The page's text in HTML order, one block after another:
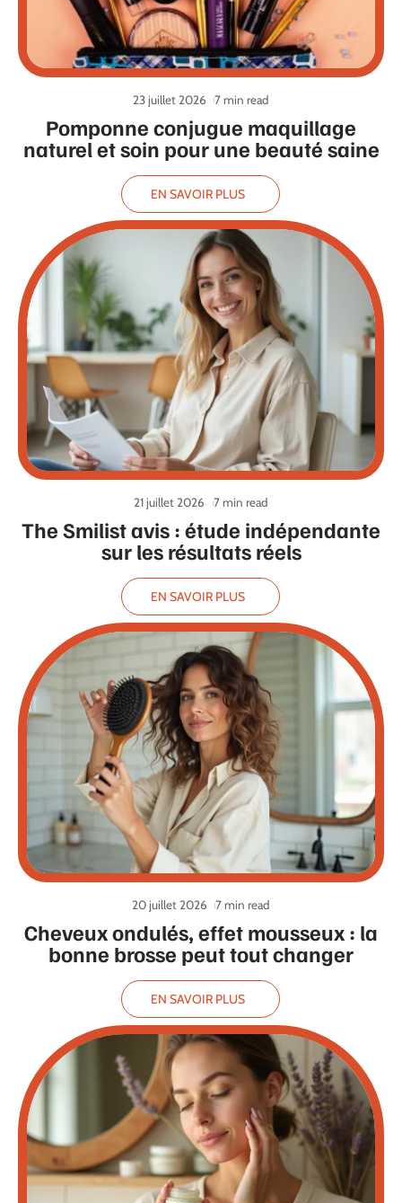
Pomponne conjugue maquillage
naturel et soin pour une beauté saine
23 juillet 2026 7 min read
EN SAVOIR PLUS
The Smilist avis : étude indépendante
sur les résultats réels
21 juillet 2026 7 min read
EN SAVOIR PLUS
Cheveux ondulés, effet mousseux : la
bonne brosse peut tout changer
20 juillet 2026 7 min read
EN SAVOIR PLUS